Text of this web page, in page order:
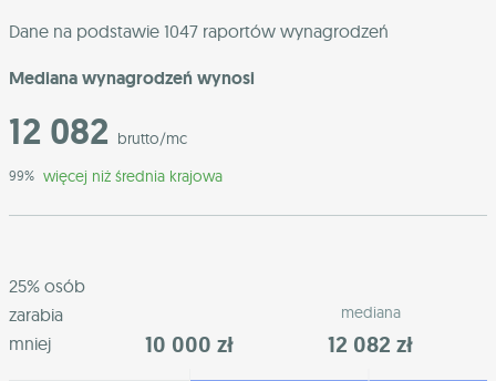
Dane na podstawie 1047 raportów wynagrodzeń
Mediana wynagrodzeń wynosi
12 082 brutto/mc
99% więcej niż średnia krajowa
25% osób
zarabia
mniej
10 000 zł
mediana
12 082 zł